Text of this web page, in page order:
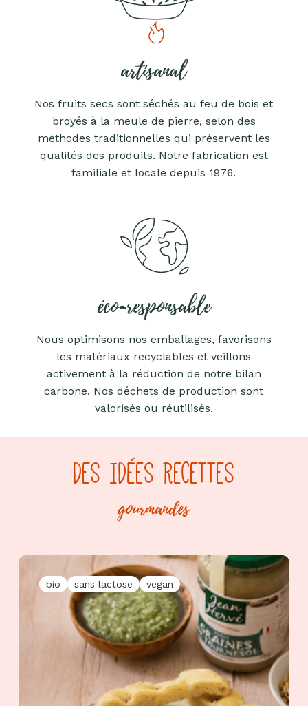
artisanal
Nos fruits secs sont séchés au feu de bois et
broyés à la meule de pierre, selon des
méthodes traditionnelles qui préservent les
qualités des produits. Notre fabrication est
familiale et locale depuis 1976.
éco-responsable
Nous optimisons nos emballages, favorisons
les matériaux recyclables et veillons
activement à la réduction de notre bilan
carbone. Nos déchets de production sont
valorisés ou réutilisés.
DES IDÉES RECETTES
gourmandes
bio sans lactose vegan